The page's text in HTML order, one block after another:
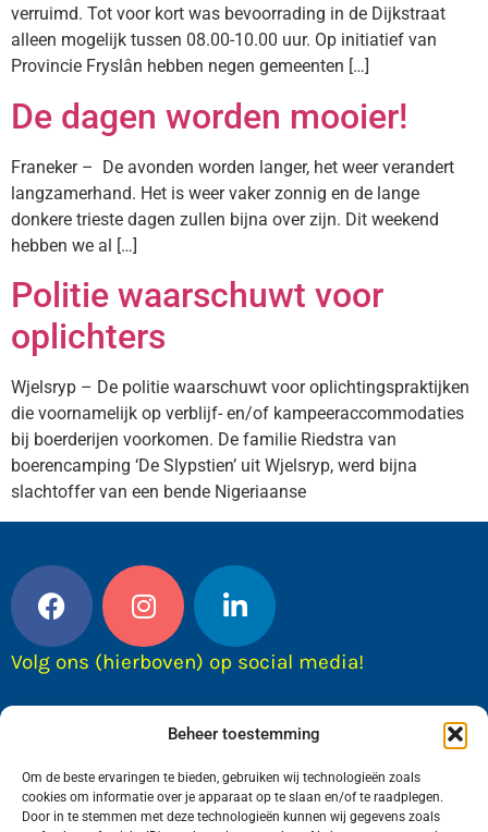
Beheer toestemming
Om de beste ervaringen te bieden, gebruiken wij technologieën zoals
cookies om informatie over je apparaat op te slaan en/of te raadplegen.
Door in te stemmen met deze technologieën kunnen wij gegevens zoals
verruimd. Tot voor kort was bevoorrading in de Dijkstraat
alleen mogelijk tussen 08.00-10.00 uur. Op initiatief van
Provincie Fryslân hebben negen gemeenten […]
De dagen worden mooier!
Franeker – De avonden worden langer, het weer verandert
langzamerhand. Het is weer vaker zonnig en de lange
donkere trieste dagen zullen bijna over zijn. Dit weekend
hebben we al […]
Politie waarschuwt voor
oplichters
Wjelsryp – De politie waarschuwt voor oplichtingspraktijken
die voornamelijk op verblijf- en/of kampeeraccommodaties
bij boerderijen voorkomen. De familie Riedstra van
boerencamping ‘De Slypstien’ uit Wjelsryp, werd bijna
slachtoffer van een bende Nigeriaanse
Volg ons (hierboven) op social media!